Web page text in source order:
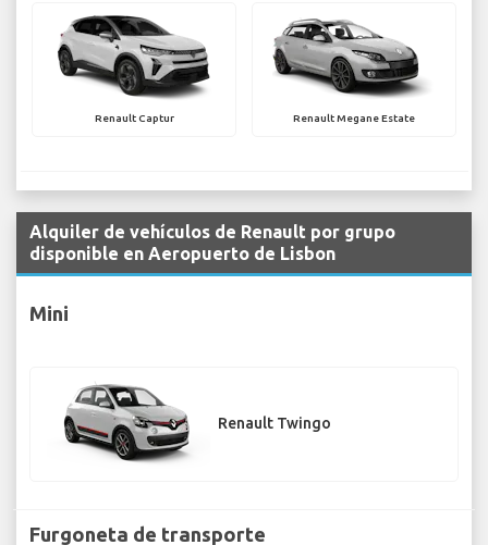
Renault Captur Renault Megane Estate
Alquiler de vehículos de Renault por grupo
disponible en Aeropuerto de Lisbon
Mini
Renault Twingo
Furgoneta de transporte